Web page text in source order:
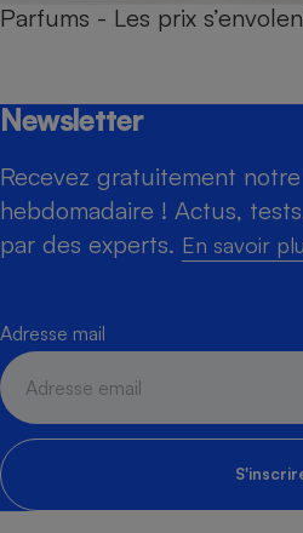
Parfums - Les prix
Newsletter
Recevez gratuitement
hebdomadaire ! Actus,
par des experts. En savoir
Adresse mail